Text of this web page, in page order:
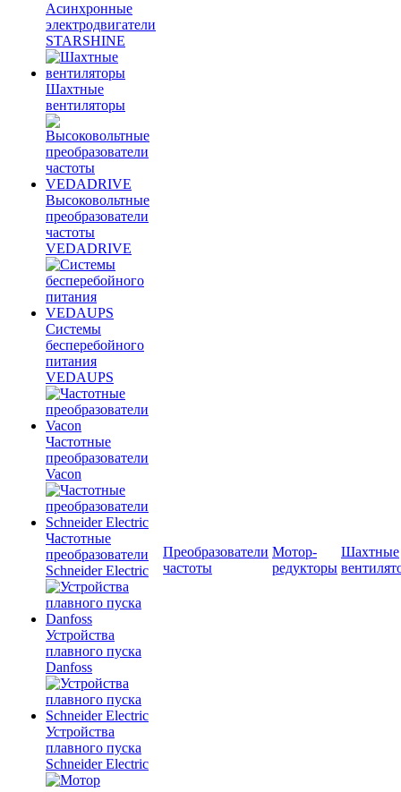
Асинхронные
электродвигатели
STARSHINE
Шахтные
вентиляторы
Высоковольтные
преобразователи
частоты
VEDADRIVE
Системы
бесперебойного
питания
VEDAUPS
Частотные
преобразователи
Vacon
Частотные
преобразователи
Schneider Electric
Устройства
плавного пуска
Danfoss
Устройства
плавного пуска
Schneider Electric
Преобразователи
частоты
Мотор-
редукторы
Шахтные